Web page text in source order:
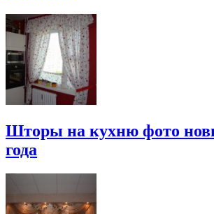
Шторы на кухню фото
года